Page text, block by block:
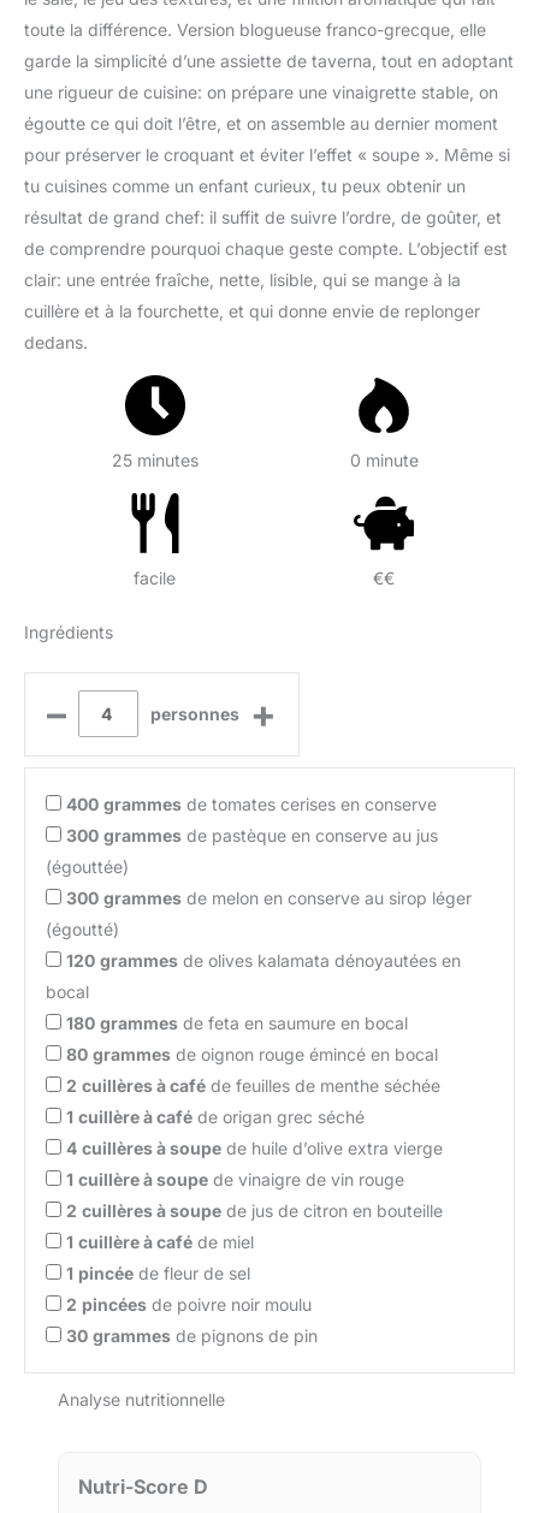
toute la différence. Version blogueuse franco-grecque, elle
garde la simplicité d’une assiette de taverna, tout en adoptant
une rigueur de cuisine: on prépare une vinaigrette stable, on
égoutte ce qui doit l’être, et on assemble au dernier moment
pour préserver le croquant et éviter l’effet « soupe ». Même si
tu cuisines comme un enfant curieux, tu peux obtenir un
résultat de grand chef: il suffit de suivre l’ordre, de goûter, et
de comprendre pourquoi chaque geste compte. L’objectif est
clair: une entrée fraîche, nette, lisible, qui se mange à la
cuillère et à la fourchette, et qui donne envie de replonger
dedans.
25 minutes 0 minute
facile €€
Ingrédients
– personnes +
400 grammes de tomates cerises en conserve
300 grammes de pastèque en conserve au jus
(égouttée)
300 grammes de melon en conserve au sirop léger
(égoutté)
120 grammes de olives kalamata dénoyautées en
bocal
180 grammes de feta en saumure en bocal
80 grammes de oignon rouge émincé en bocal
2 cuillères à café de feuilles de menthe séchée
1 cuillère à café de origan grec séché
4 cuillères à soupe de huile d’olive extra vierge
1 cuillère à soupe de vinaigre de vin rouge
2 cuillères à soupe de jus de citron en bouteille
1 cuillère à café de miel
1 pincée de fleur de sel
2 pincées de poivre noir moulu
30 grammes de pignons de pin
Analyse nutritionnelle
Nutri-Score D